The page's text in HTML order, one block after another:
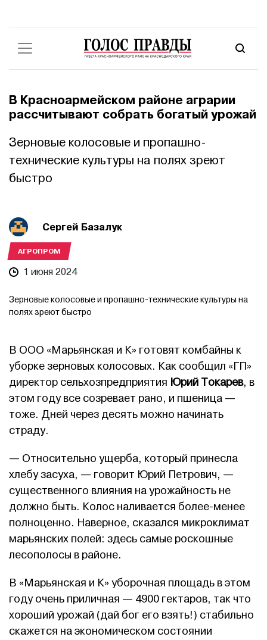
В Красноармейском районе аграрии
рассчитывают собрать богатый урожай
Зерновые колосовые и пропашно-
технические культуры на полях зреют
быстро
Сергей Базалук
АГРОПРОМ
1 июня 2024
Зерновые колосовые и пропашно-технические культуры на
полях зреют быстро
В ООО «Марьянская и К» готовят комбайны к
уборке зерновых колосовых. Как сообщил «ГП»
директор сельхозпредприятия Юрий Токарев, в
этом году все созревает рано, и пшеница —
тоже. Дней через десять можно начинать
страду.
— Относительно ущерба, который принесла
хлебу засуха, — говорит Юрий Петрович, —
существенного влияния на урожайность не
должно быть. Колос наливается более-менее
полноценно. Наверное, сказался микроклимат
марьянских полей: здесь самые роскошные
лесополосы в районе.
В «Марьянская и К» уборочная площадь в этом
году очень приличная — 4900 гектаров, так что
хороший урожай (дай бог его взять!) стабильно
скажется на экономическом состоянии